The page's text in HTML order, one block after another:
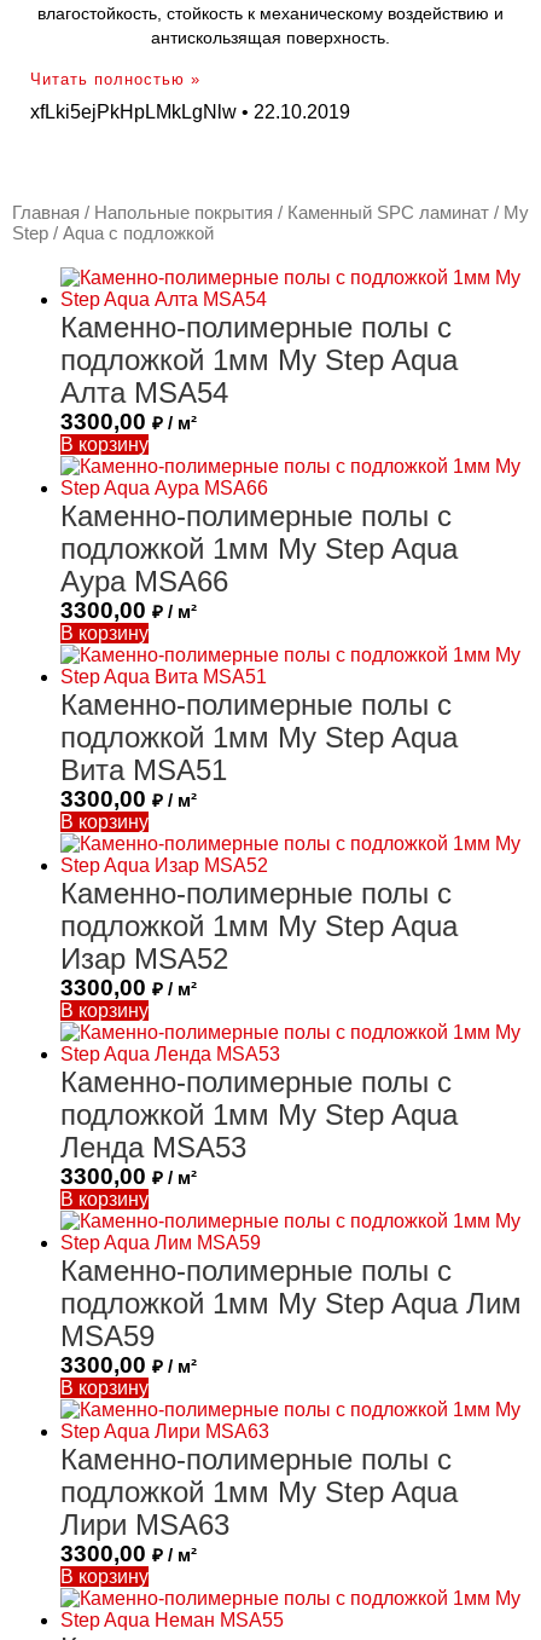
влагостойкость, стойкость к механическому воздействию и
антискользящая поверхность.
Читать полностью »
xfLki5ejPkHpLMkLgNlw 22.10.2019
Главная / Напольные покрытия / Каменный SPC ламинат / My
Step / Aqua с подложкой
Каменно-полимерные полы с
подложкой 1мм My Step Aqua
Алта MSA54
3300,00 ₽ / м²
В корзину
Каменно-полимерные полы с
подложкой 1мм My Step Aqua
Аура MSA66
3300,00 ₽ / м²
В корзину
Каменно-полимерные полы с
подложкой 1мм My Step Aqua
Вита MSA51
3300,00 ₽ / м²
В корзину
Каменно-полимерные полы с
подложкой 1мм My Step Aqua
Изар MSA52
3300,00 ₽ / м²
В корзину
Каменно-полимерные полы с
подложкой 1мм My Step Aqua
Ленда MSA53
3300,00 ₽ / м²
В корзину
Каменно-полимерные полы с
подложкой 1мм My Step Aqua Лим
MSA59
3300,00 ₽ / м²
В корзину
Каменно-полимерные полы с
подложкой 1мм My Step Aqua
Лири MSA63
3300,00 ₽ / м²
В корзину